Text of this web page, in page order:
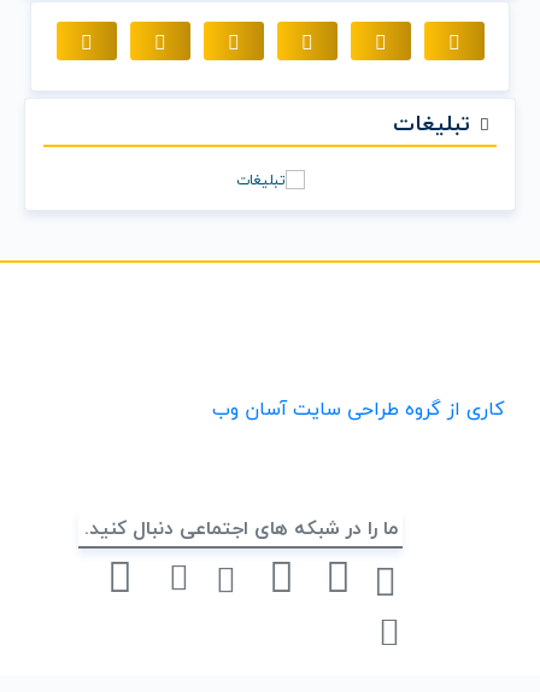
تبلیغات
کاری از گروه طراحی سایت آسان وب
ما را در شبکه های اجتماعی دنبال کنید.